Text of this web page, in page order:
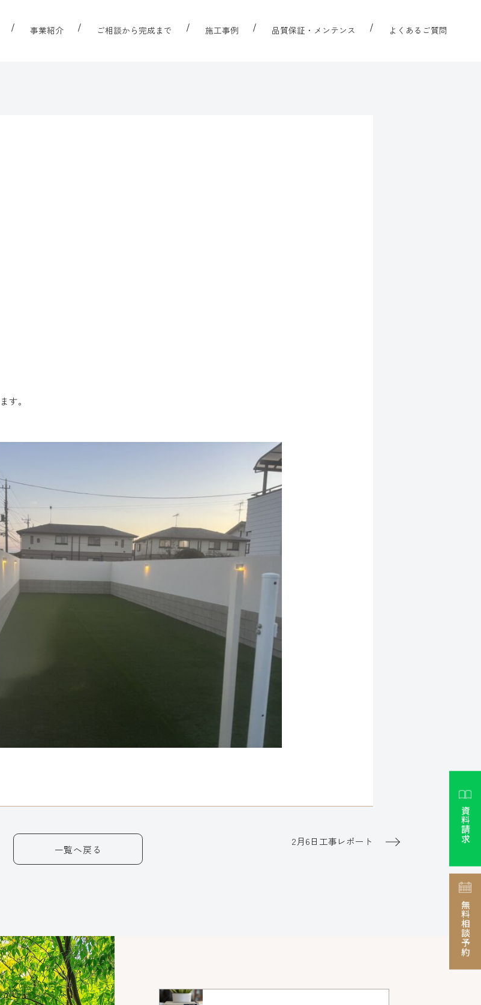
事業紹介 ご相談から完成まで 施工事例 品質保証・メンテンス よくあるご質問
す。
一覧へ戻る
2月6日工事レポート 資料請求
無料相談予約